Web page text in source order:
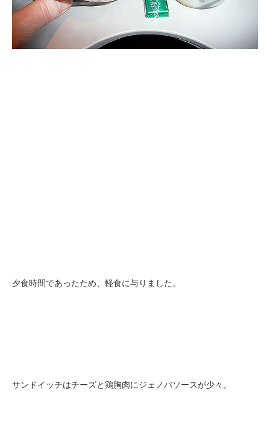
夕食時間であったため、軽食に与りました。
サンドイッチはチーズと鶏胸肉にジェノバソースが少々。